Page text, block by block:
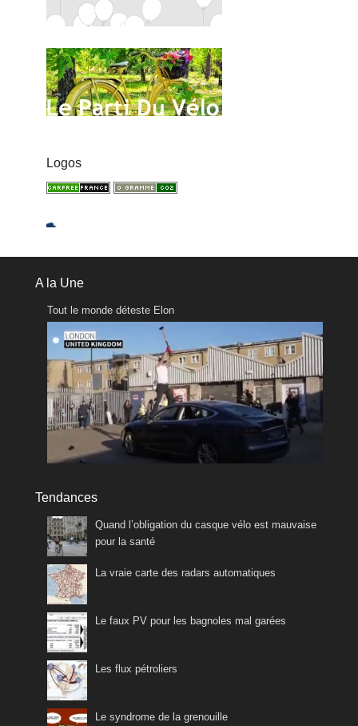
Logos
A la Une
Tout le monde déteste Elon
Tendances
Quand l’obligation du casque vélo est mauvaise
pour la santé
La vraie carte des radars automatiques
Le faux PV pour les bagnoles mal garées
Les flux pétroliers
Le syndrome de la grenouille